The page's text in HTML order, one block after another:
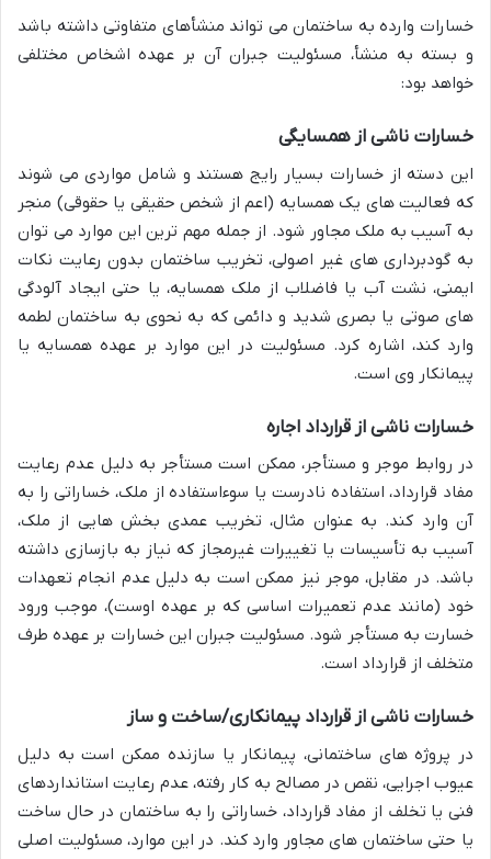
خسارات وارده به ساختمان می تواند منشأهای متفاوتی داشته باشد
و بسته به منشأ، مسئولیت جبران آن بر عهده اشخاص مختلفی
خواهد بود:
خسارات ناشی از همسایگی
این دسته از خسارات بسیار رایج هستند و شامل مواردی می شوند
که فعالیت های یک همسایه (اعم از شخص حقیقی یا حقوقی) منجر
به آسیب به ملک مجاور شود. از جمله مهم ترین این موارد می توان
به گودبرداری های غیر اصولی، تخریب ساختمان بدون رعایت نکات
ایمنی، نشت آب یا فاضلاب از ملک همسایه، یا حتی ایجاد آلودگی
های صوتی یا بصری شدید و دائمی که به نحوی به ساختمان لطمه
وارد کند، اشاره کرد. مسئولیت در این موارد بر عهده همسایه یا
پیمانکار وی است.
خسارات ناشی از قرارداد اجاره
در روابط موجر و مستأجر، ممکن است مستأجر به دلیل عدم رعایت
مفاد قرارداد، استفاده نادرست یا سوءاستفاده از ملک، خساراتی را به
آن وارد کند. به عنوان مثال، تخریب عمدی بخش هایی از ملک،
آسیب به تأسیسات یا تغییرات غیرمجاز که نیاز به بازسازی داشته
باشد. در مقابل، موجر نیز ممکن است به دلیل عدم انجام تعهدات
خود (مانند عدم تعمیرات اساسی که بر عهده اوست)، موجب ورود
خسارت به مستأجر شود. مسئولیت جبران این خسارات بر عهده طرف
متخلف از قرارداد است.
خسارات ناشی از قرارداد پیمانکاری/ساخت و ساز
در پروژه های ساختمانی، پیمانکار یا سازنده ممکن است به دلیل
عیوب اجرایی، نقص در مصالح به کار رفته، عدم رعایت استانداردهای
فنی یا تخلف از مفاد قرارداد، خساراتی را به ساختمان در حال ساخت
یا حتی ساختمان های مجاور وارد کند. در این موارد، مسئولیت اصلی